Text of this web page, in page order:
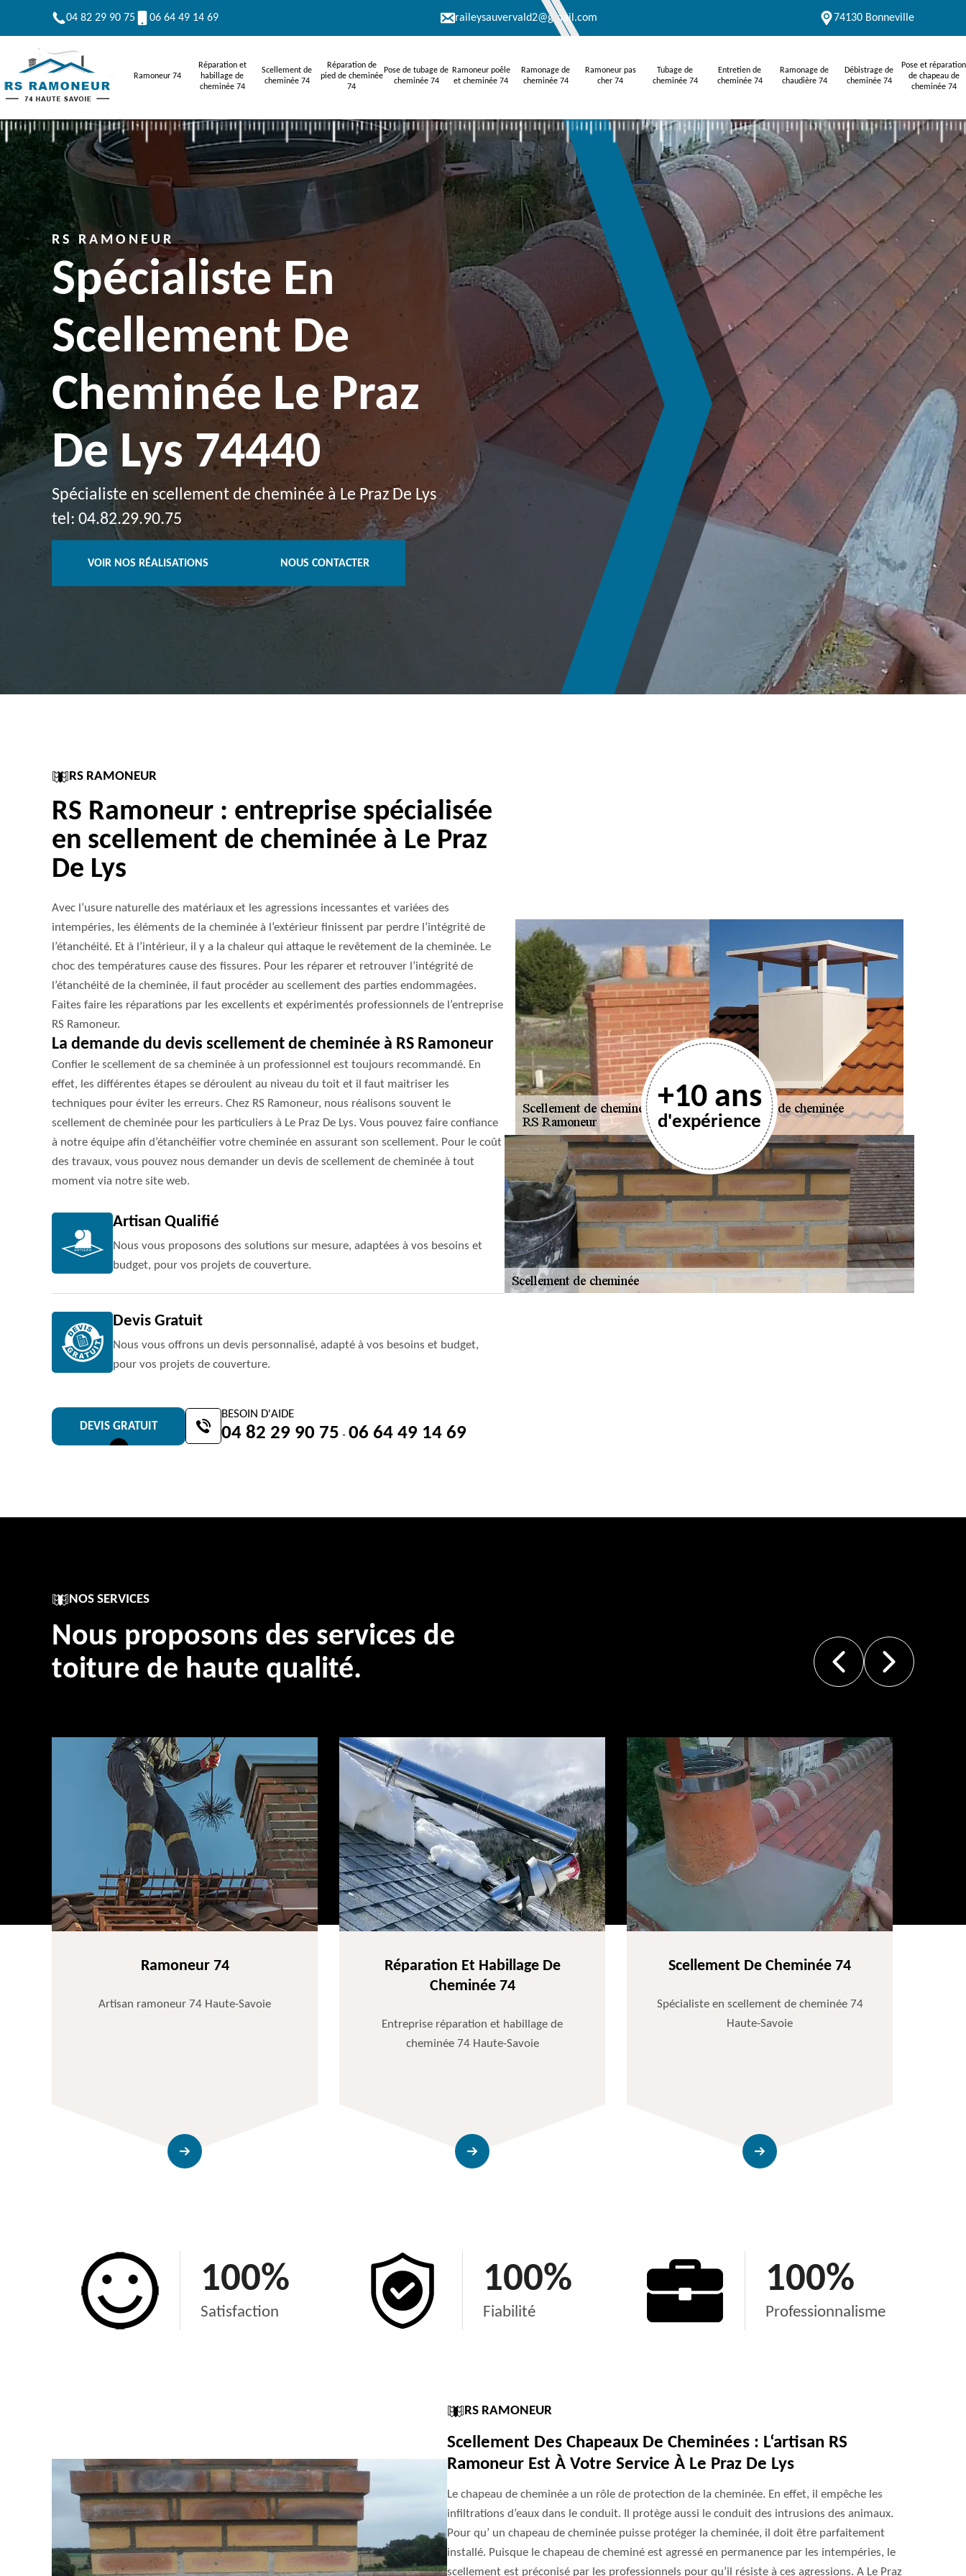
04 82 29 90 75 06 64 49 14 69 raileysauvervald2@gmail.com 74130 Bonneville
Ramoneur 74
Réparation et
habillage de
cheminée 74
Scellement de
cheminée 74
Réparation de
pied de cheminée
74
Pose de tubage de
cheminée 74
Ramoneur poêle
et cheminée 74
Ramonage de
cheminée 74
Ramoneur pas
cher 74
Tubage de
cheminée 74
Entretien de
cheminée 74
Ramonage de
chaudière 74
Débistrage de
cheminée 74
Pose et réparation
de chapeau de
cheminée 74
RS RAMONEUR
Spécialiste En
Scellement De
Cheminée Le Praz
De Lys 74440
Spécialiste en scellement de cheminée à Le Praz De Lys
tel: 04.82.29.90.75
VOIR NOS RÉALISATIONS NOUS CONTACTER
RS RAMONEUR
RS Ramoneur : entreprise spécialisée
en scellement de cheminée à Le Praz
De Lys
Avec l’usure naturelle des matériaux et les agressions incessantes et variées des
intempéries, les éléments de la cheminée à l’extérieur finissent par perdre l’intégrité de
l’étanchéité. Et à l’intérieur, il y a la chaleur qui attaque le revêtement de la cheminée. Le
choc des températures cause des fissures. Pour les réparer et retrouver l’intégrité de
l’étanchéité de la cheminée, il faut procéder au scellement des parties endommagées.
Faites faire les réparations par les excellents et expérimentés professionnels de l’entreprise
RS Ramoneur.
La demande du devis scellement de cheminée à RS Ramoneur
Confier le scellement de sa cheminée à un professionnel est toujours recommandé. En
effet, les différentes étapes se déroulent au niveau du toit et il faut maitriser les
techniques pour éviter les erreurs. Chez RS Ramoneur, nous réalisons souvent le
scellement de cheminée pour les particuliers à Le Praz De Lys. Vous pouvez faire confiance
à notre équipe afin d’étanchéifier votre cheminée en assurant son scellement. Pour le coût
des travaux, vous pouvez nous demander un devis de scellement de cheminée à tout
moment via notre site web.
Artisan Qualifié
Nous vous proposons des solutions sur mesure, adaptées à vos besoins et
budget, pour vos projets de couverture.
Devis Gratuit
Nous vous offrons un devis personnalisé, adapté à vos besoins et budget,
pour vos projets de couverture.
DEVIS GRATUIT
BESOIN D'AIDE
04 82 29 90 75 - 06 64 49 14 69
+10 ans
d'expérience
NOS SERVICES
Nous proposons des services de
toiture de haute qualité.
Ramoneur 74
Artisan ramoneur 74 Haute-Savoie
Réparation Et Habillage De
Cheminée 74
Entreprise réparation et habillage de
cheminée 74 Haute-Savoie
Scellement De Cheminée 74
Spécialiste en scellement de cheminée 74
Haute-Savoie
100%
Satisfaction
100%
Fiabilité
100%
Professionnalisme
RS RAMONEUR
Scellement Des Chapeaux De Cheminées : L‘artisan RS
Ramoneur Est À Votre Service À Le Praz De Lys
Le chapeau de cheminée a un rôle de protection de la cheminée. En effet, il empêche les
infiltrations d’eaux dans le conduit. Il protège aussi le conduit des intrusions des animaux.
Pour qu’ un chapeau de cheminée puisse protéger la cheminée, il doit être parfaitement
installé. Puisque le chapeau de cheminé est agressé en permanence par les intempéries, le
scellement est préconisé par les professionnels pour qu’il résiste à ces agressions. A Le Praz